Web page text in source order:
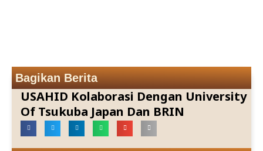
Bagikan Berita
USAHID Kolaborasi Dengan University
Of Tsukuba Japan Dan BRIN